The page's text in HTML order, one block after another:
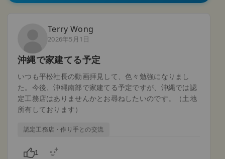
Terry Wong
2026年5月1日
沖縄で家建てる予定
いつも平松社長の動画拝見して、色々勉強になりまし
た。今後、沖縄南部で家建てる予定ですが、沖縄では認
定工務店はありませんかとお尋ねしたいのです。（土地
所有しております）
認定工務店・作り手との交流
1